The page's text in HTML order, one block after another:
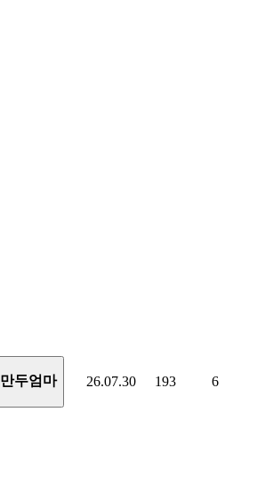
만두엄마 26.07.30 193 6